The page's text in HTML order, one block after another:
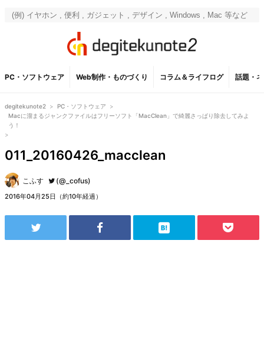
PC・ソフトウェア Web制作・ものづくり コラム＆ライフログ 話題・
degitekunote2 > PC・ソフトウェア
>
Macに溜まるジャンクファイルはフリーソフト「MacClean」で綺麗さっぱり除去してみよ
う！
>
011_20160426_macclean
こふす (@_cofus)
2016年04月25日（約10年経過）